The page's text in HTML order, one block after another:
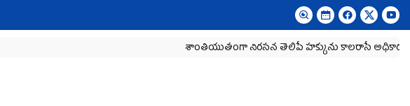
శాంతియుతంగా నిరసన తెలిపే హక్కును కాలరాసే అధికారం ఎవరికీ